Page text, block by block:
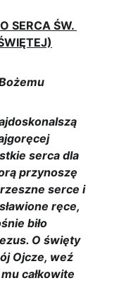
SERCA ŚW.
serca dla
przynoszę
serce i
ręce,
biło
O święty
Ojcze, weź
całkowite